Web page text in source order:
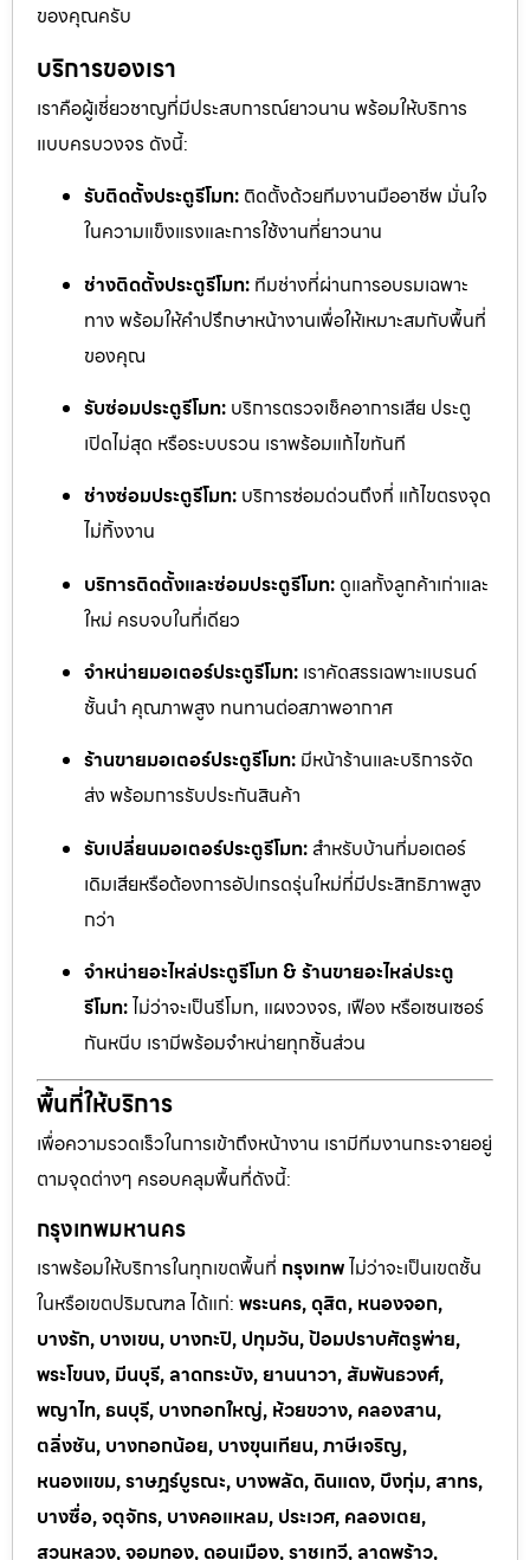
ของคุณครับ
บริการของเรา
เราคือผู้เชี่ยวชาญที่มีประสบการณ์ยาวนาน พร้อมให้บริการ
แบบครบวงจร ดังนี้:
รับติดตั้งประตูรีโมท: ติดตั้งด้วยทีมงานมืออาชีพ มั่นใจ
ในความแข็งแรงและการใช้งานที่ยาวนาน
ช่างติดตั้งประตูรีโมท: ทีมช่างที่ผ่านการอบรมเฉพาะ
ทาง พร้อมให้คำปรึกษาหน้างานเพื่อให้เหมาะสมกับพื้นที่
ของคุณ
รับซ่อมประตูรีโมท: บริการตรวจเช็คอาการเสีย ประตู
เปิดไม่สุด หรือระบบรวน เราพร้อมแก้ไขทันที
ช่างซ่อมประตูรีโมท: บริการซ่อมด่วนถึงที่ แก้ไขตรงจุด
ไม่ทิ้งงาน
บริการติดตั้งและซ่อมประตูรีโมท: ดูแลทั้งลูกค้าเก่าและ
ใหม่ ครบจบในที่เดียว
จำหน่ายมอเตอร์ประตูรีโมท: เราคัดสรรเฉพาะแบรนด์
ชั้นนำ คุณภาพสูง ทนทานต่อสภาพอากาศ
ร้านขายมอเตอร์ประตูรีโมท: มีหน้าร้านและบริการจัด
ส่ง พร้อมการรับประกันสินค้า
รับเปลี่ยนมอเตอร์ประตูรีโมท: สำหรับบ้านที่มอเตอร์
เดิมเสียหรือต้องการอัปเกรดรุ่นใหม่ที่มีประสิทธิภาพสูง
กว่า
จำหน่ายอะไหล่ประตูรีโมท & ร้านขายอะไหล่ประตู
รีโมท:ไม่ว่าจะเป็นรีโมท, แผงวงจร, เฟือง หรือเซนเซอร์
กันหนีบ เรามีพร้อมจำหน่ายทุกชิ้นส่วน
พื้นที่ให้บริการ
เพื่อความรวดเร็วในการเข้าถึงหน้างาน เรามีทีมงานกระจายอยู่
ตามจุดต่างๆ ครอบคลุมพื้นที่ดังนี้:
กรุงเทพมหานคร
เราพร้อมให้บริการในทุกเขตพื้นที่ กรุงเทพไม่ว่าจะเป็นเขตชั้น
ในหรือเขตปริมณฑล ได้แก่: พระนคร, ดุสิต, หนองจอก,
บางรัก, บางเขน, บางกะปิ, ปทุมวัน, ป้อมปราบศัตรูพ่าย,
พระโขนง, มีนบุรี, ลาดกระบัง, ยานนาวา, สัมพันธวงศ์,
พญาไท, ธนบุรี, บางกอกใหญ่, ห้วยขวาง, คลองสาน,
ตลิ่งชัน, บางกอกน้อย, บางขุนเทียน, ภาษีเจริญ,
หนองแขม, ราษฎร์บูรณะ, บางพลัด, ดินแดง, บึงกุ่ม, สาทร,
บางซื่อ, จตุจักร, บางคอแหลม, ประเวศ, คลองเตย,
สวนหลวง, จอมทอง, ดอนเมือง, ราชเทวี, ลาดพร้าว,